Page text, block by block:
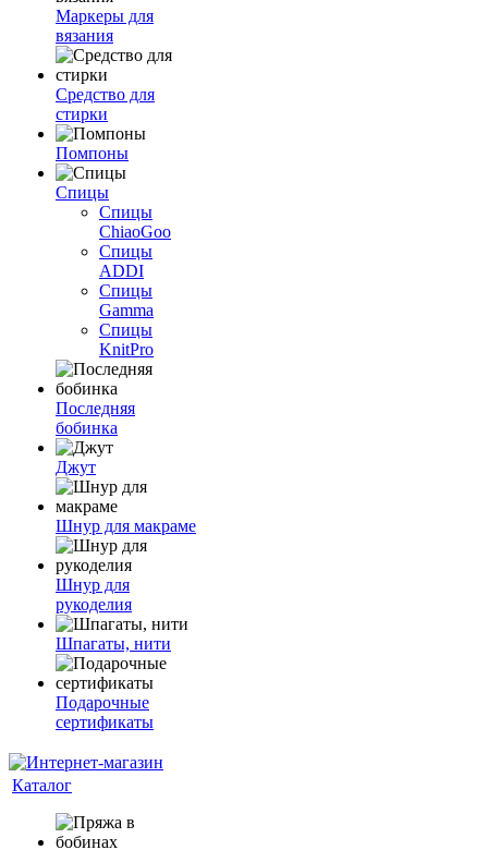
Маркеры для
вязания
Средство для
стирки
Помпоны
Спицы
Спицы
ChiaoGoo
Спицы
ADDI
Спицы
Gamma
Спицы
KnitPro
Последняя
бобинка
Джут
Шнур для макраме
Шнур для
рукоделия
Шпагаты, нити
Подарочные
сертификаты
Каталог